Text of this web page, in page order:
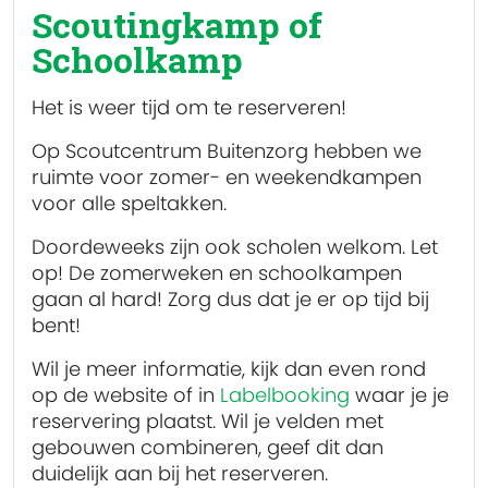
Scoutingkamp of
Schoolkamp
Het is weer tijd om te reserveren!
Op Scoutcentrum Buitenzorg hebben we
ruimte voor zomer- en weekendkampen
voor alle speltakken.
Doordeweeks zijn ook scholen welkom. Let
op! De zomerweken en schoolkampen
gaan al hard! Zorg dus dat je er op tijd bij
bent!
Wil je meer informatie, kijk dan even rond
op de website of in Labelbooking waar je je
reservering plaatst. Wil je velden met
gebouwen combineren, geef dit dan
duidelijk aan bij het reserveren.